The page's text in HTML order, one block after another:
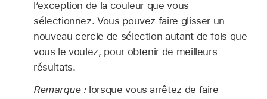
l’exception de la couleur que vous
sélectionnez. Vous pouvez faire glisser un
nouveau cercle de sélection autant de fois que
vous le voulez, pour obtenir de meilleurs
résultats.
Remarque : lorsque vous arrêtez de faire